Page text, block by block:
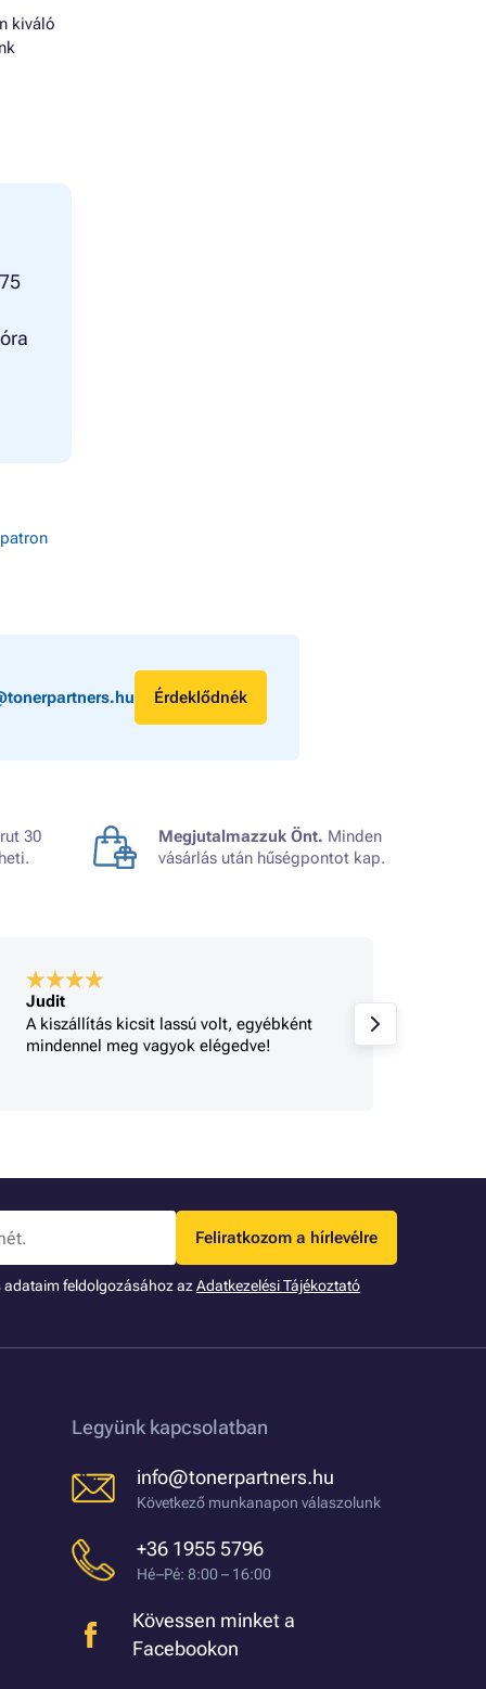
kiváló
Érdeklődnék
30
Megjutalmazzuk Önt. Minden
vásárlás után hűségpontot kap.
Judit
A kiszállítás kicsit lassú volt, egyébként
mindennel meg vagyok elégedve!
Feliratkozom a hírlevélre
adataim feldolgozásához azAdatkezelési Tájékoztató
Legyünk kapcsolatban
info@tonerpartners.hu
Következő munkanapon válaszolunk
+36 1955 5796
Hé–Pé: 8:00 – 16:00
Kövessen minket a
Facebookon